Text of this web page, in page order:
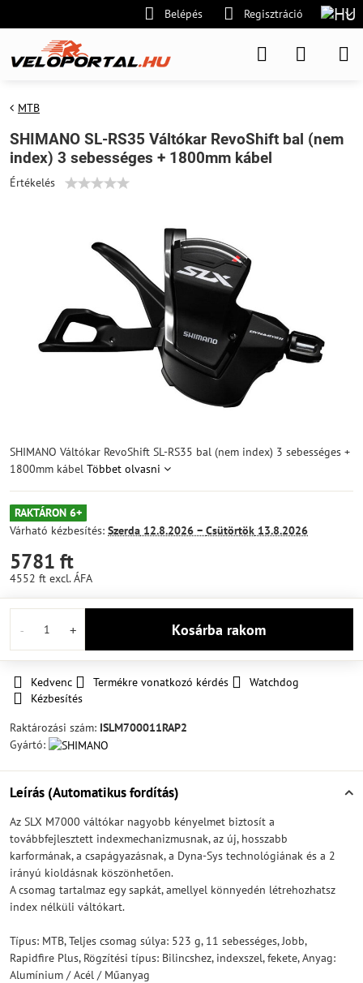
Belépés Regisztráció
MTB
SHIMANO SL-RS35 Váltókar RevoShift bal (nem
index) 3 sebességes + 1800mm kábel
Értékelés
SHIMANO Váltókar RevoShift SL-RS35 bal (nem index) 3 sebességes +
1800mm kábel Többet olvasni
RAKTÁRON 6+
Várható kézbesítés: Szerda 12.8.2026 − Csütörtök 13.8.2026
5781 ft
4552 ft excl. ÁFA
Kosárba rakom
Kedvenc Termékre vonatkozó kérdés
Watchdog
Kézbesítés
Raktározási szám: ISLM700011RAP2
Gyártó:
Leírás (Automatikus fordítás)
Az SLX M7000 váltókar nagyobb kényelmet biztosít a
továbbfejlesztett indexmechanizmusnak, az új, hosszabb
karformának, a csapágyazásnak, a Dyna-Sys technológiának és a 2
irányú kioldásnak köszönhetően.
A csomag tartalmaz egy sapkát, amellyel könnyedén létrehozhatsz
index nélküli váltókart.
Típus: MTB, Teljes csomag súlya: 523 g, 11 sebességes, Jobb,
Rapidfire Plus, Rögzítési típus: Bilincshez, indexszel, fekete, Anyag:
Alumínium / Acél / Műanyag